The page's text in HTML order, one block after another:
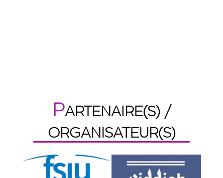
PARTENAIRE(S) /
ORGANISATEUR(S)